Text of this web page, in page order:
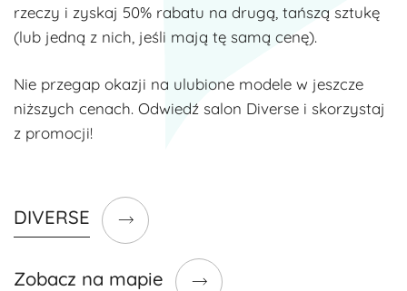
rzeczy i zyskaj 50% rabatu na drugą, tańszą sztukę
(lub jedną z nich, jeśli mają tę samą cenę).
Nie przegap okazji na ulubione modele w jeszcze
niższych cenach. Odwiedź salon Diverse i skorzystaj
z promocji!
DIVERSE
Zobacz na mapie